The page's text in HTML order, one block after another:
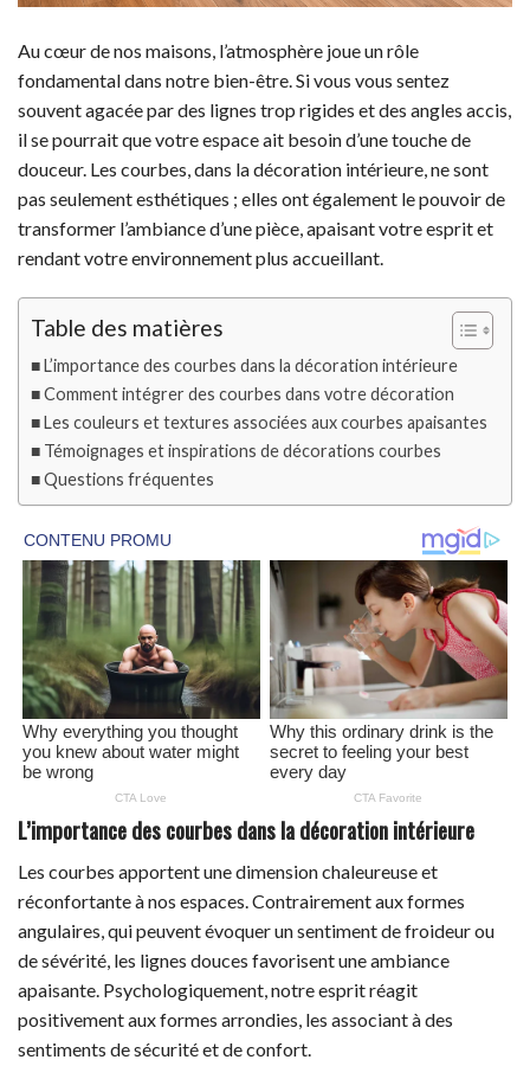
Au cœur de nos maisons, l’atmosphère joue un rôle
fondamental dans notre bien-être. Si vous vous sentez
souvent agacée par des lignes trop rigides et des angles accis,
il se pourrait que votre espace ait besoin d’une touche de
douceur. Les courbes, dans la décoration intérieure, ne sont
pas seulement esthétiques ; elles ont également le pouvoir de
transformer l’ambiance d’une pièce, apaisant votre esprit et
rendant votre environnement plus accueillant.
Table des matières
L’importance des courbes dans la décoration intérieure
Comment intégrer des courbes dans votre décoration
Les couleurs et textures associées aux courbes apaisantes
Témoignages et inspirations de décorations courbes
Questions fréquentes
L’importance des courbes dans la décoration intérieure
Les courbes apportent une dimension chaleureuse et
réconfortante à nos espaces. Contrairement aux formes
angulaires, qui peuvent évoquer un sentiment de froideur ou
de sévérité, les lignes douces favorisent une ambiance
apaisante. Psychologiquement, notre esprit réagit
positivement aux formes arrondies, les associant à des
sentiments de sécurité et de confort.